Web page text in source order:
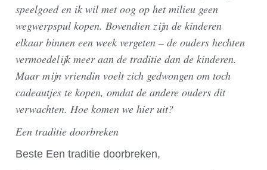
speelgoed en ik wil met oog op het milieu geen
wegwerpspul kopen. Bovendien zijn de kinderen
elkaar binnen een week vergeten – de ouders hechten
vermoedelijk meer aan de traditie dan de kinderen.
Maar mijn vriendin voelt zich gedwongen om toch
cadeautjes te kopen, omdat de andere ouders dit
verwachten. Hoe komen we hier uit?
Een traditie doorbreken
Beste Een traditie doorbreken,